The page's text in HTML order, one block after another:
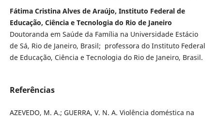
Fátima Cristina Alves de Araújo, Instituto Federal de
Educação, Ciência e Tecnologia do Rio de Janeiro
Doutoranda em Saúde da Família na Universidade Estácio
de Sá, Rio de Janeiro, Brasil; professora do Instituto Federal
de Educação, Ciência e Tecnologia do Rio de Janeiro, Brasil.
Referências
AZEVEDO, M. A.; GUERRA, V. N. A. Violência doméstica na